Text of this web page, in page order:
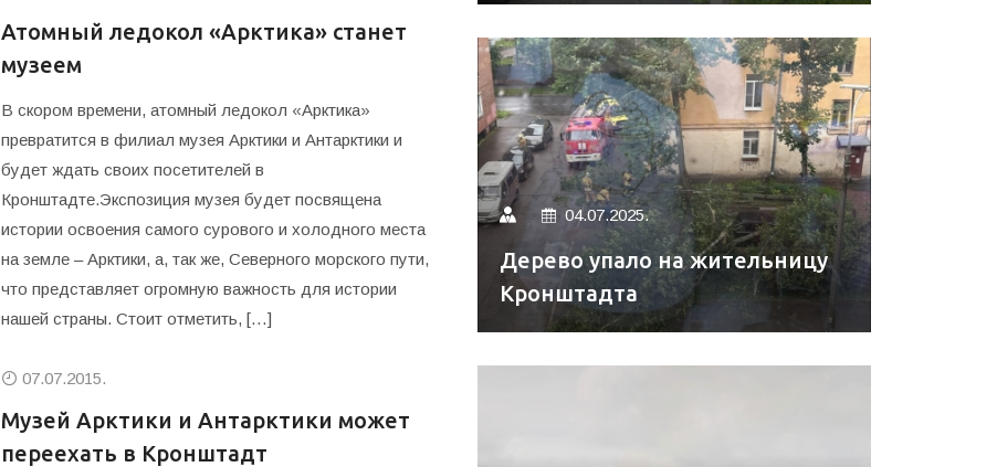
Атомный ледокол «Арктика» станет
музеем
В скором времени, атомный ледокол «Арктика»
превратится в филиал музея Арктики и Антарктики и
будет ждать своих посетителей в
Кронштадте.Экспозиция музея будет посвящена
истории освоения самого сурового и холодного места
на земле – Арктики, а, так же, Северного морского пути,
что представляет огромную важность для истории
нашей страны. Стоит отметить, […]
07.07.2015.
Музей Арктики и Антарктики может
переехать в Кронштадт
04.07.2025.
Дерево упало на жительницу
Кронштадта